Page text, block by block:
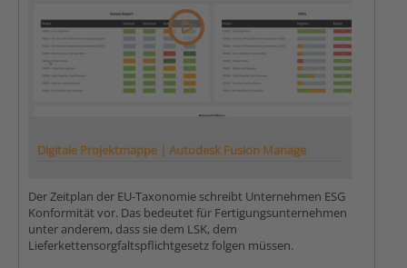
Digitale Projektmappe | Autodesk Fusion Manage
Der Zeitplan der EU-Taxonomie schreibt Unternehmen ESG
Konformität vor. Das bedeutet für Fertigungsunternehmen
unter anderem, dass sie dem LSK, dem
Lieferkettensorgfaltspflichtgesetz folgen müssen.